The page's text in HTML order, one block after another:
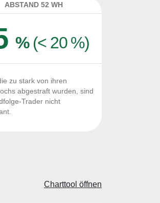
ABSTAND 52 WH
% (< 20 %)
zu stark von ihren
abgestraft wurden, sind
Trader nicht
Charttool öffnen